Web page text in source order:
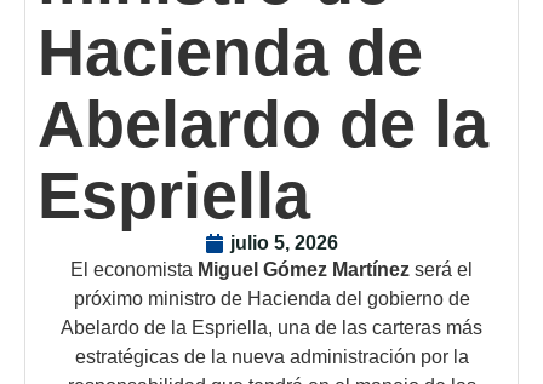
Hacienda de
Abelardo de la
Espriella
julio 5, 2026
El economista Miguel Gómez Martínez será el
próximo ministro de Hacienda del gobierno de
Abelardo de la Espriella, una de las carteras más
estratégicas de la nueva administración por la